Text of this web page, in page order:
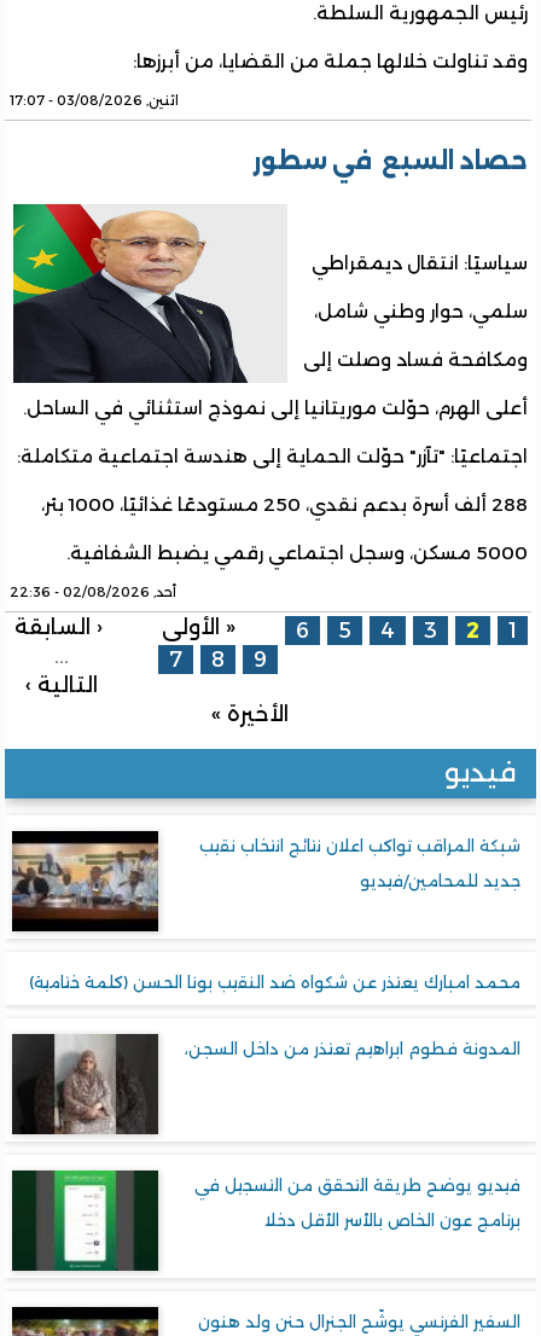
رئيس الجمهورية السلطة.
وقد تناولت خلالها جملة من القضايا، من أبرزها:
اثنين, 03/08/2026 - 17:07
حصاد السبع في سطور
سياسيًا: انتقال ديمقراطي
سلمي، حوار وطني شامل،
ومكافحة فساد وصلت إلى
أعلى الهرم، حوّلت موريتانيا إلى نموذج استثنائي في الساحل.
اجتماعيًا: "تآزر" حوّلت الحماية إلى هندسة اجتماعية متكاملة:
288 ألف أسرة بدعم نقدي، 250 مستودعًا غذائيًا، 1000 بئر،
5000 مسكن، وسجل اجتماعي رقمي يضبط الشفافية.
أحد, 02/08/2026 - 22:36
الصفحات « الأولى ‹ السابقة 1
2
3
4
5
6
7
8 9
…
التالية ›
الأخيرة »
فيديو
شبكة المراقب تواكب اعلان نتائج انتخاب نقيب
جديد للمحامين/فيديو
محمد امبارك يعتذر عن شكواه ضد النقيب بونا الحسن (كلمة ختامية)
المدونة فطوم ابراهيم تعتذر من داخل السجن،
فيديو يوضح طريقة التحقق من التسجيل في
برنامج عون الخاص بالأسر الأقل دخلا
السفير الفرنسي يوشّح الجنرال حنن ولد هنون